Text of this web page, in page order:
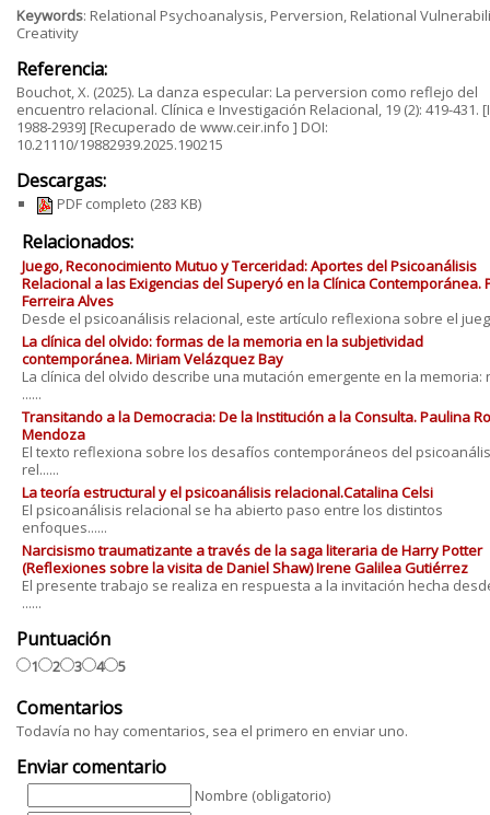
Keywords: Relational Psychoanalysis, Perversion, Relational
Creativity
Referencia:
Bouchot, X. (2025). La danza especular: La perversion como reflejo del
encuentro relacional. Clínica e Investigación Relacional, 19 (2): 419-431.
1988-2939] [Recuperado de www.ceir.info ] DOI:
10.21110/19882939.2025.190215
Descargas:
PDF completo (283 KB)
Relacionados:
Juego, Reconocimiento Mutuo y Terceridad: Aportes del Psicoanálisis
Relacional a las Exigencias del Superyó en la Clínica Contemporánea.
Ferreira Alves
Desde el psicoanálisis relacional, este artículo reflexiona sobre el
La clínica del olvido: formas de la memoria en la subjetividad
contemporánea. Miriam Velázquez Bay
La clínica del olvido describe una mutación emergente en la memoria:
......
Transitando a la Democracia: De la Institución a la Consulta. Paulina
Mendoza
El texto reflexiona sobre los desafíos contemporáneos del
rel......
La teoría estructural y el psicoanálisis relacional.Catalina Celsi
El psicoanálisis relacional se ha abierto paso entre los distintos
enfoques......
Narcisismo traumatizante a través de la saga literaria de Harry Potter
(Reflexiones sobre la visita de Daniel Shaw) Irene Galilea Gutiérrez
El presente trabajo se realiza en respuesta a la invitación hecha
......
Puntuación
1 2 3 4 5
Comentarios
Todavía no hay comentarios, sea el primero en enviar uno.
Enviar comentario
Nombre (obligatorio)